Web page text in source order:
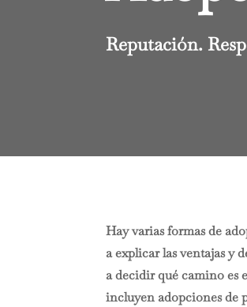
Reputación.
Hay varias formas de
a explicar las ventajas y
a decidir qué camino es
incluyen adopciones de